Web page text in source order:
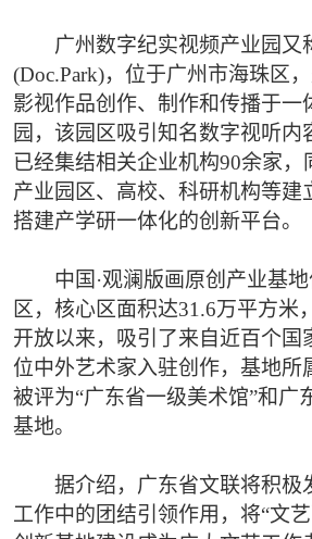
广州数字纪实视频产业园又
(Doc.Park)，位于广州市海珠区
影视作品创作、制作和传播于一
园，该园区吸引知名数字视听内
已经集结相关企业机构90余家，
产业园区、高校、科研机构等建
搭建产学研一体化的创新平台。
中国·观澜版画原创产业基地
区，核心区面积达31.6万平方米
开放以来，吸引了来自近百个国
位中外艺术家入驻创作，基地所
被评为“广东省一级美术馆”和广
基地。
据介绍，广东省文联将积极
工作中的团结引领作用，将“文